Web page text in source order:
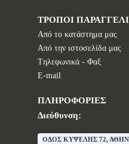
ΤΡΟΠΟΙ
Από το κατάστημα μας
Από την ιστοσελίδα μας
Tηλεφωνικά - Φαξ
E-mail
ΠΛΗΡΟΦΟΡΙΕΣ
Διεύθυνση:
ΟΔΟΣ ΚΥΨΕΛΗΣ 72,